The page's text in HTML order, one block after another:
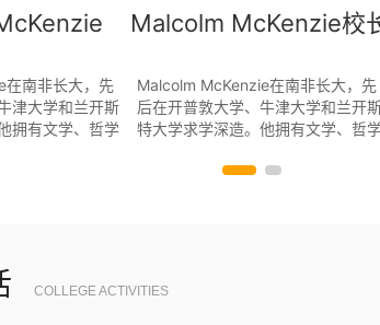
南非长大，先
津大学和兰开斯
拥有文学、哲学
纳的 Maru-a-P
大西洋联合世界
Malcolm McKenzie校
Malcolm McKenzie在南非长大，先
后在开普敦大学、牛津大学和兰开
特大学求学深造。他拥有文学、哲
的迪尔菲尔德学院，他是该院第一
COLLEGE ACTIVITIES
礼包”有惊喜